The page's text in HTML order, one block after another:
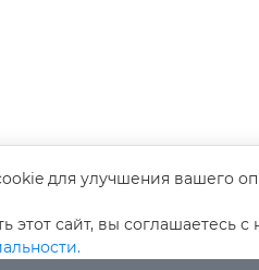
для улучшения вашего
этот сайт, вы соглашаетесь